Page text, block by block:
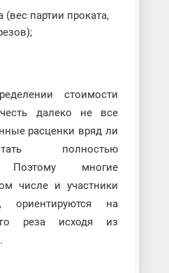
(вес партии проката,
стоимости
далеко не все
расценки вряд ли
полностью
Поэтому многие
числе и участники
ориентируются на
реза исходя из